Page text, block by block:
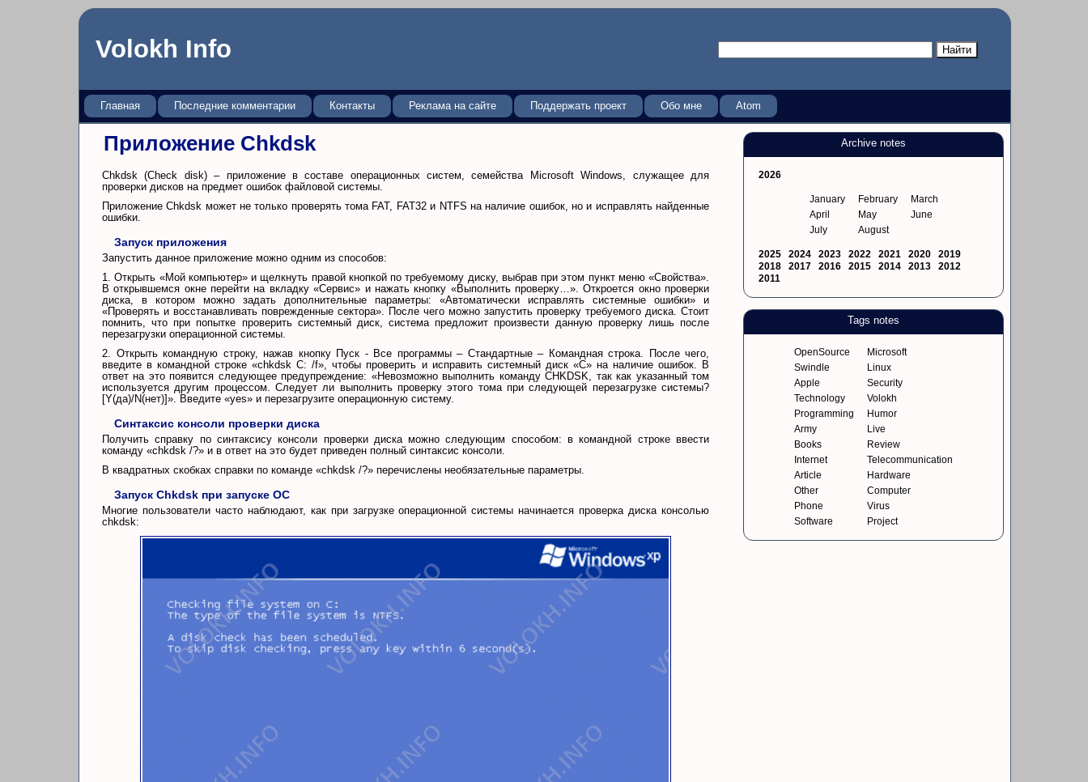
Volokh Info
Главная Последние комментарии Контакты Реклама на сайте Поддержать проект Обо мне Atom
Приложение Chkdsk
Chkdsk (Check disk) – приложение в составе операционных систем, семейства Microsoft Windows, служащее для
проверки дисков на предмет ошибок файловой системы.
Приложение Chkdsk может не только проверять тома FAT, FAT32 и NTFS на наличие ошибок, но и исправлять найденные
ошибки.
Запуск приложения
Запустить данное приложение можно одним из способов:
1. Открыть «Мой компьютер» и щелкнуть правой кнопкой по требуемому диску, выбрав при этом пункт меню «Свойства».
В открывшемся окне перейти на вкладку «Сервис» и нажать кнопку «Выполнить проверку…». Откроется окно проверки
диска, в котором можно задать дополнительные параметры: «Автоматически исправлять системные ошибки» и
«Проверять и восстанавливать поврежденные сектора». После чего можно запустить проверку требуемого диска. Стоит
помнить, что при попытке проверить системный диск, система предложит произвести данную проверку лишь после
перезагрузки операционной системы.
2. Открыть командную строку, нажав кнопку Пуск - Все программы – Стандартные – Командная строка. После чего,
введите в командной строке «chkdsk C: /f», чтобы проверить и исправить системный диск «C» на наличие ошибок. В
ответ на это появится следующее предупреждение: «Невозможно выполнить команду CHKDSK, так как указанный том
используется другим процессом. Следует ли выполнить проверку этого тома при следующей перезагрузке системы?
[Y(да)/N(нет)]». Введите «yes» и перезагрузите операционную систему.
Синтаксис консоли проверки диска
Получить справку по синтаксису консоли проверки диска можно следующим способом: в командной строке ввести
команду «chkdsk /?» и в ответ на это будет приведен полный синтаксис консоли.
В квадратных скобках справки по команде «chkdsk /?» перечислены необязательные параметры.
Запуск Chkdsk при запуске ОС
Многие пользователи часто наблюдают, как при загрузке операционной системы начинается проверка диска консолью
chkdsk:
Archive notes
2026
January February
March
April
May
June
July
August
2025 2024 2023 2022 2021 2020
2019
2018
2017 2016 2015 2014 2013
2012
2011
Tags notes
OpenSource
Microsoft
Swindle
Linux
Apple
Security
Technology
Volokh
Programming
Humor
Army
Live
Books
Review
Internet
Telecommunication
Article
Hardware
Other
Computer
Phone
Virus
Software
Project